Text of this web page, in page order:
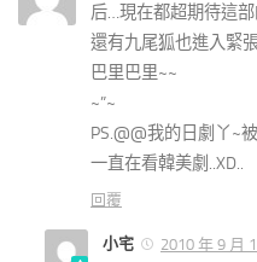
后…現在都超期待這部
還有九尾狐也進入緊
巴里巴里~~
~”~
PS.@@我的日劇丫~
一直在看韓美劇..XD..
回覆
小宅 2010 年 9 月